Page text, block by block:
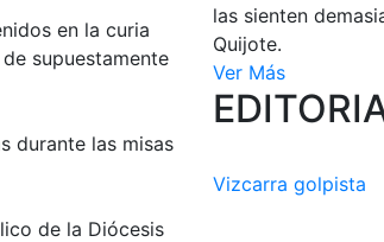
en la curia
supuestamente
durante las misas
de la Diócesis
las sienten
Quijote.
Ver Más
Vizcarra golpista